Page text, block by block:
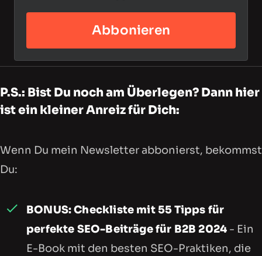
Abbonieren
P.S.: Bist Du noch am Überlegen? Dann hier
ist ein kleiner Anreiz für Dich:
Wenn Du mein Newsletter abbonierst, bekommst
Du:
BONUS: Checkliste mit 55 Tipps für
perfekte SEO-Beiträge für B2B 2024 - Ein
E-Book mit den besten SEO-Praktiken, die